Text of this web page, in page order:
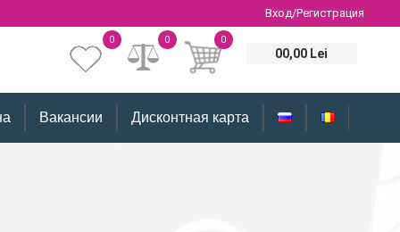
Вход/Регистрация
0
00,00 Lei
0
0
Вакансии Дисконтная карта